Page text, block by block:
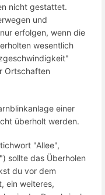
nicht gestattet.
und
erfolgen, wenn die
wesentlich
Ortschaften
einer
überholt werden.
"Allee",
sollte das Überholen
du vor dem
ein weiteres,